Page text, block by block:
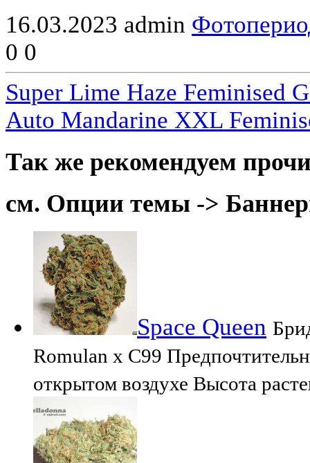
16.03.2023 admin
0 0
Super Lime Haze Feminised
Auto Mandarine XXL
Так же рекомендуем
см. Опции темы ->
Space Queen
Romulan х C99
открытом воздухе Высота